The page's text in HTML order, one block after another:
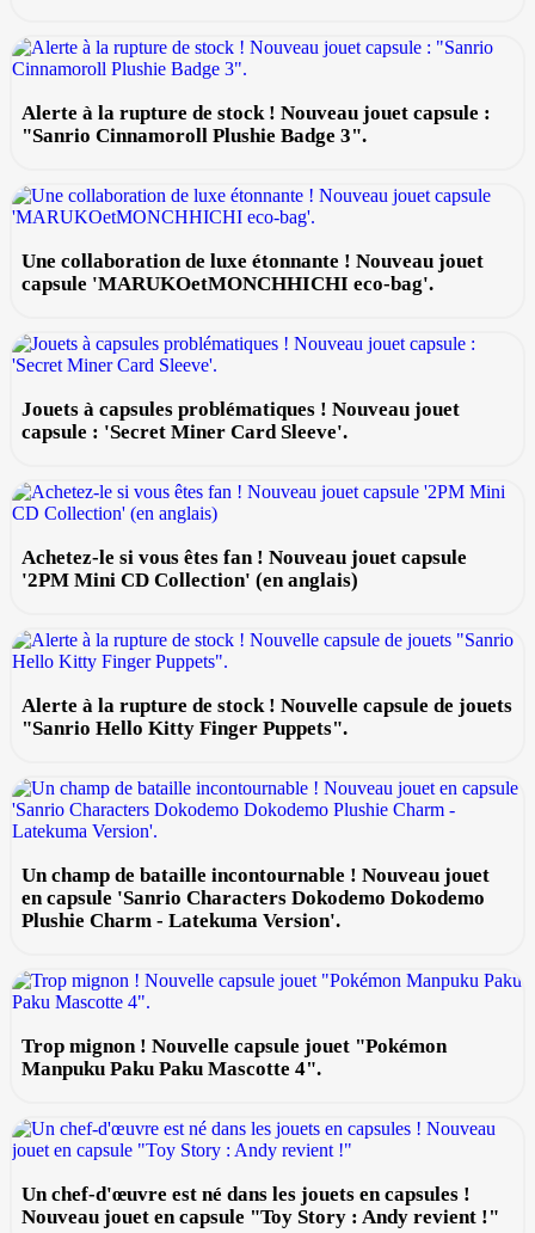
Alerte à la rupture de stock ! Nouveau jouet capsule :
"Sanrio Cinnamoroll Plushie Badge 3".
Une collaboration de luxe étonnante ! Nouveau jouet
capsule 'MARUKOetMONCHHICHI eco-bag'.
Jouets à capsules problématiques ! Nouveau jouet
capsule : 'Secret Miner Card Sleeve'.
Achetez-le si vous êtes fan ! Nouveau jouet capsule
'2PM Mini CD Collection' (en anglais)
Alerte à la rupture de stock ! Nouvelle capsule de jouets
"Sanrio Hello Kitty Finger Puppets".
Un champ de bataille incontournable ! Nouveau jouet
en capsule 'Sanrio Characters Dokodemo Dokodemo
Plushie Charm - Latekuma Version'.
Trop mignon ! Nouvelle capsule jouet "Pokémon
Manpuku Paku Paku Mascotte 4".
Un chef-d'œuvre est né dans les jouets en capsules !
Nouveau jouet en capsule "Toy Story : Andy revient !"